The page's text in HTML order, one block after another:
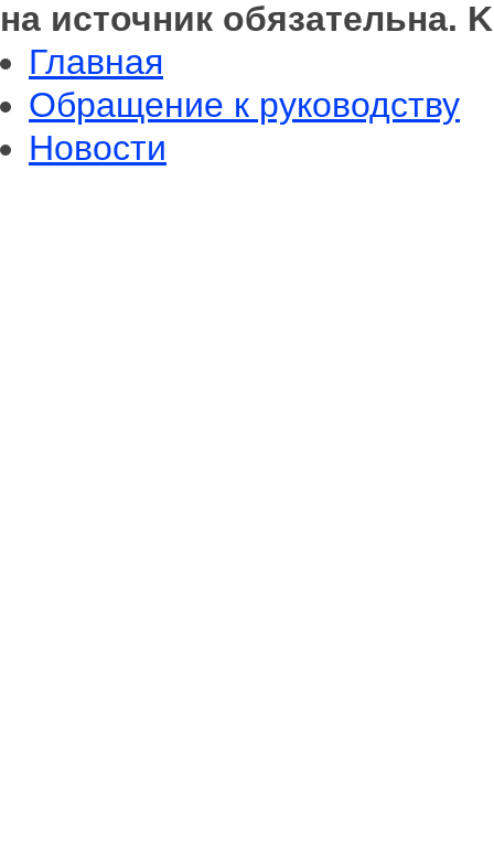
на источник обязательна.
Главная
Обращение к руководству
Новости